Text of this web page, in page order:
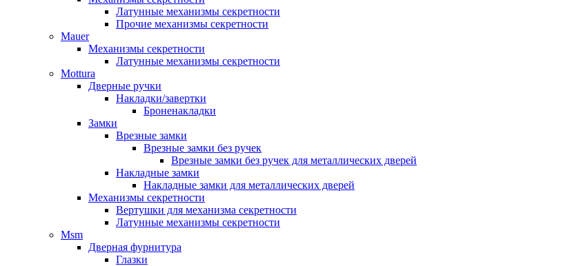
Латунные механизмы секретности
Прочие механизмы секретности
Mauer
Механизмы секретности
Латунные механизмы секретности
Mottura
Дверные ручки
Накладки/завертки
Броненакладки
Замки
Врезные замки
Врезные замки без ручек
Врезные замки без ручек для металлических дверей
Накладные замки
Накладные замки для металлических дверей
Механизмы секретности
Вертушки для механизма секретности
Латунные механизмы секретности
Msm
Дверная фурнитура
Глазки